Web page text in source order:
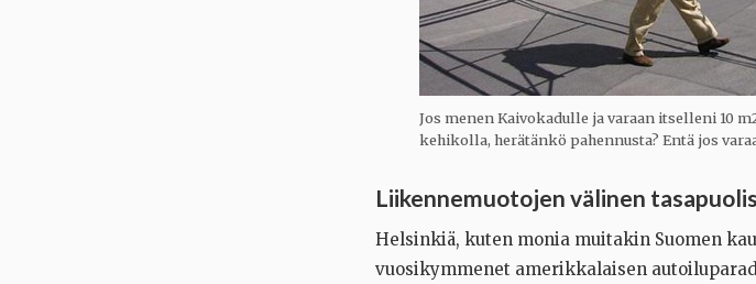
Jos menen Kaivokadulle ja varaan itselleni 10
kehikolla, herätänkö pahennusta? Entä jos
Liikennemuotojen välinen
Helsinkiä, kuten monia muitakin Suomen
vuosikymmenet amerikkalaisen